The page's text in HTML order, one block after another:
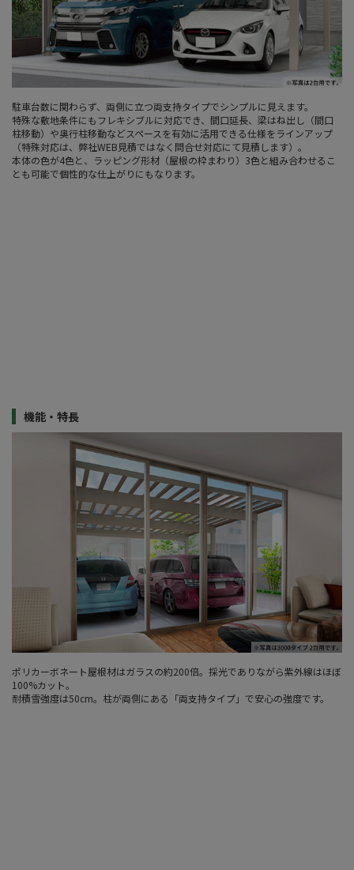
駐車台数に関わらず、両側に立つ両支持タイプでシンプルに見えます。
特殊な敷地条件にもフレキシブルに対応でき、間口延長、梁はね出し（間口
柱移動）や奥行柱移動などスペースを有効に活用できる仕様をラインアップ
（特殊対応は、弊社WEB見積ではなく問合せ対応にて見積します）。
本体の色が4色と、ラッピング形材（屋根の枠まわり）3色と組み合わせるこ
とも可能で個性的な仕上がりにもなります。
機能・特長
ポリカーボネート屋根材はガラスの約200倍。採光でありながら紫外線はほぼ
100%カット。
耐積雪強度は50cm。柱が両側にある「両支持タイプ」で安心の強度です。